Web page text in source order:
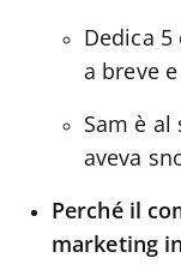
Dedica 5
a breve
Sam è
aveva
Perché il
marketing